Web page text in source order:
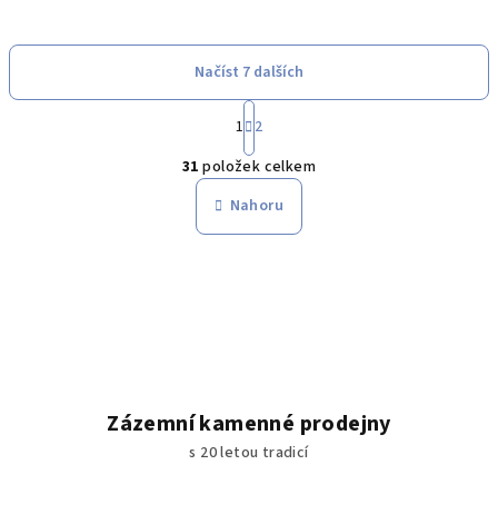
O
v
l
á
k
y
Načíst 7 dalších
S
t
r
á
n
k
o
1 2
31 položek celkem
Nahoru
Zázemní kamenné prodejny
s 20 letou tradicí